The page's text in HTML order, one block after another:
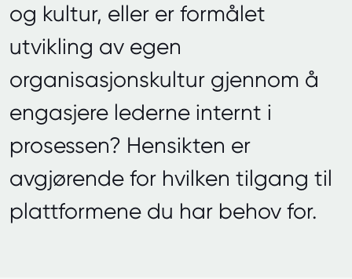
og kultur, eller er formålet
utvikling av egen
organisasjonskultur gjennom å
engasjere lederne internt i
prosessen? Hensikten er
avgjørende for hvilken tilgang til
plattformene du har behov for.